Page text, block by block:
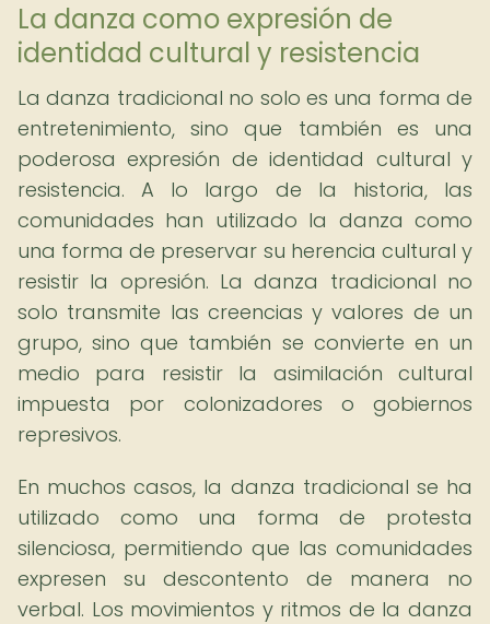
La danza como expresión de
identidad cultural y resistencia
La danza tradicional no solo es una forma de
entretenimiento, sino que también es una
poderosa expresión de identidad cultural y
resistencia. A lo largo de la historia, las
comunidades han utilizado la danza como
una forma de preservar su herencia cultural y
resistir la opresión. La danza tradicional no
solo transmite las creencias y valores de un
grupo, sino que también se convierte en un
medio para resistir la asimilación cultural
impuesta por colonizadores o gobiernos
represivos.
En muchos casos, la danza tradicional se ha
utilizado como una forma de protesta
silenciosa, permitiendo que las comunidades
expresen su descontento de manera no
verbal. Los movimientos y ritmos de la danza